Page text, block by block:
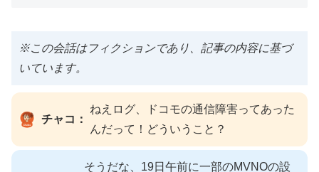
※この会話はフィクションであり、記事の内容に基づ
いています。
チャコ：
ねえログ、ドコモの通信障害ってあった
んだって！どういうこと？
そうだな、19日午前に一部のMVNOの設